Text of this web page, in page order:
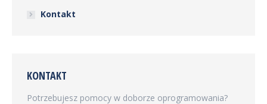
Kontakt
KONTAKT
Potrzebujesz pomocy w doborze oprogramowania?